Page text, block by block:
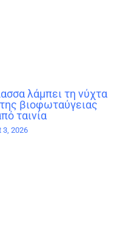
λάμπει τη νύχτα
βιοφωταύγειας
ταινία
3, 2026